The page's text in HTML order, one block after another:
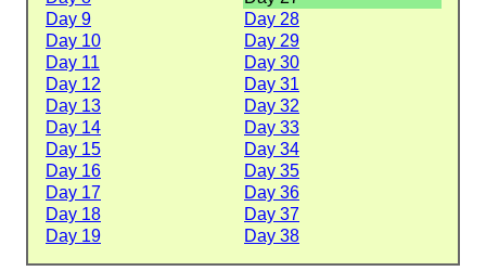
Day 9
Day 28
Day 10
Day 29
Day 11
Day 30
Day 12
Day 31
Day 13
Day 32
Day 14
Day 33
Day 15
Day 34
Day 16
Day 35
Day 17
Day 36
Day 18
Day 37
Day 19
Day 38